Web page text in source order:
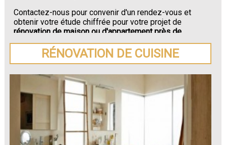
Contactez-nous pour convenir d'un rendez-vous et
obtenir votre étude chiffrée pour votre projet de
rénovation de maison ou d'appartement près de
Neuville-au-Cornet.
RÉNOVATION DE CUISINE